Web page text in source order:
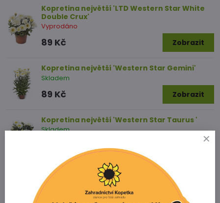
Kopretina největší 'LTD Western Star White
Double Crux'
Vyprodáno
89 Kč Zobrazit
Kopretina největší 'Western Star Gemini'
Skladem
89 Kč Zobrazit
Kopretina největší 'Western Star Taurus '
Skladem
Potřebujete poradit s výběrem
zboží?